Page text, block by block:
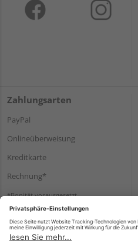
Zahlungsarten
PayPal
Onlineüberweisung
Kreditkarte
Rechnung*
*Bonität vorausgesetzt